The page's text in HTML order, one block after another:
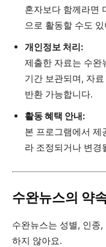
혼자보다 함께라면
으로 활동할 수도
개인정보 처리:
제출한 자료는 수완
기간 보관되며, 자
반환 가능합니다.
활동 혜택 안내:
본 프로그램에서 제
라 조정되거나 변경
수완뉴스의 약
수완뉴스는 성별, 인종
하지 않아요.